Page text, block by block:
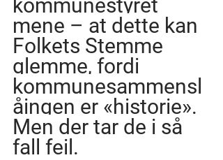
kommunestyret
mene – at dette kan
Folkets Stemme
glemme, fordi
kommunesammensl
åingen er «historie».
Men der tar de i så
fall feil.